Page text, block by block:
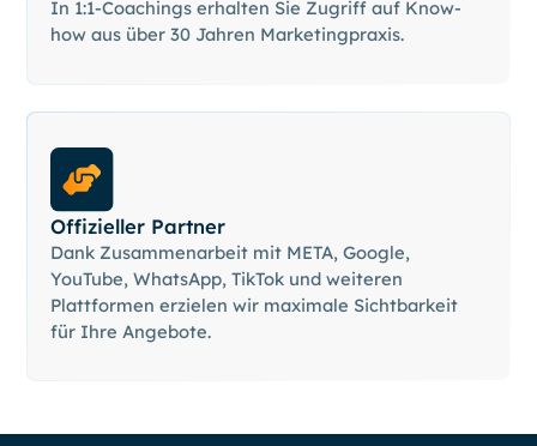
In 1:1-Coachings erhalten Sie Zugriff auf Know-
how aus über 30 Jahren Marketingpraxis.
Offizieller Partner
Dank Zusammenarbeit mit META, Google,
YouTube, WhatsApp, TikTok und weiteren
Plattformen erzielen wir maximale Sichtbarkeit
für Ihre Angebote.